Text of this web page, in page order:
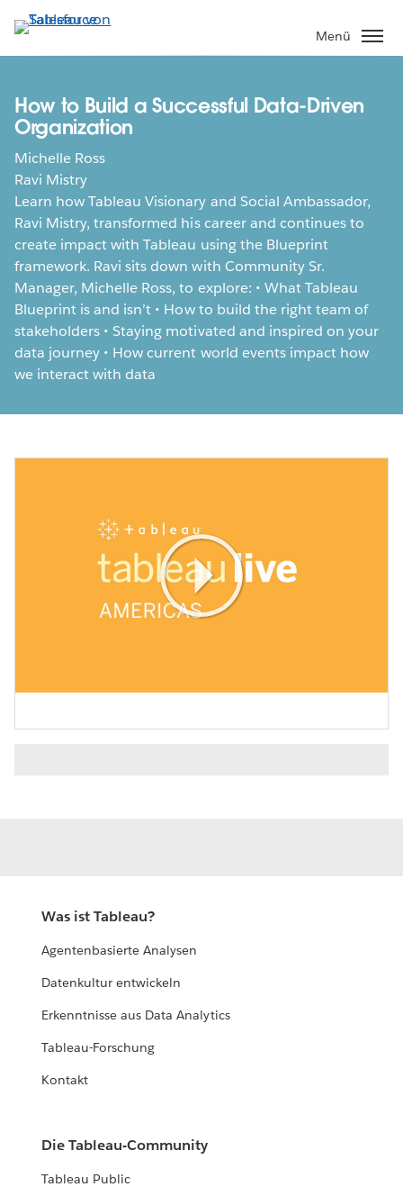
Direkt
zum
Inhalt
Menü
How to Build a Successful Data-Driven
Organization
Michelle Ross
Ravi Mistry
Learn how Tableau Visionary and Social Ambassador,
Ravi Mistry, transformed his career and continues to
create impact with Tableau using the Blueprint
framework. Ravi sits down with Community Sr.
Manager, Michelle Ross, to explore: • What Tableau
Blueprint is and isn’t • How to build the right team of
stakeholders • Staying motivated and inspired on your
data journey • How current world events impact how
we interact with data
Play
Video
Was ist Tableau?
Agentenbasierte Analysen
Datenkultur entwickeln
Erkenntnisse aus Data Analytics
Tableau-Forschung
Kontakt
Die Tableau-Community
Tableau Public